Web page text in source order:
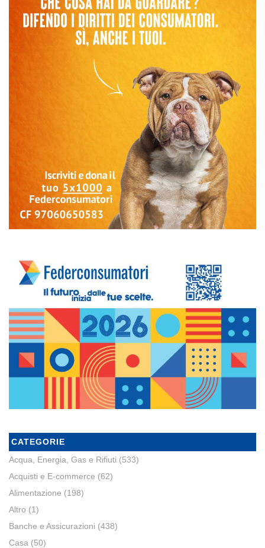
CATEGORIE
Acqua, Energia, Gas e Rifiuti (533)
Acquisti e E-commerce (62)
Alimentazione (198)
Altro (1)
Banche e Assicurazioni (438)
Casa (50)